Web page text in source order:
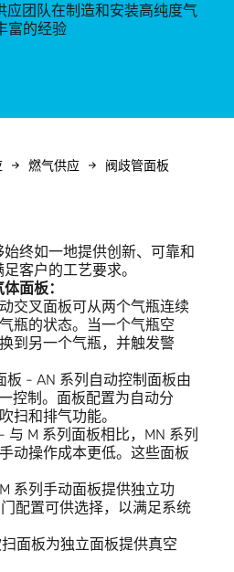
应团队在制造和安装高纯度气
富的经验
燃气供应 阀歧管面板
终如一地提供创新、可靠和
客户的工艺要求。
面板：
交叉面板可从两个气瓶连续
瓶的状态。当一个气瓶空
到另一个气瓶，并触发警
板 - AN 系列自动控制面板由
控制。面板配置为自动分
扫和排气功能。
与 M 系列面板相比，MN 系列
动操作成本更低。这些面板
系列手动面板提供独立功
配置可供选择，以满足系统
扫面板为独立面板提供真空